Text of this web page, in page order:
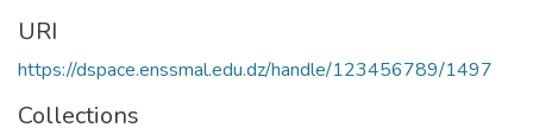
URI
https://dspace.enssmal.edu.dz/handle/123456789/1497
Collections